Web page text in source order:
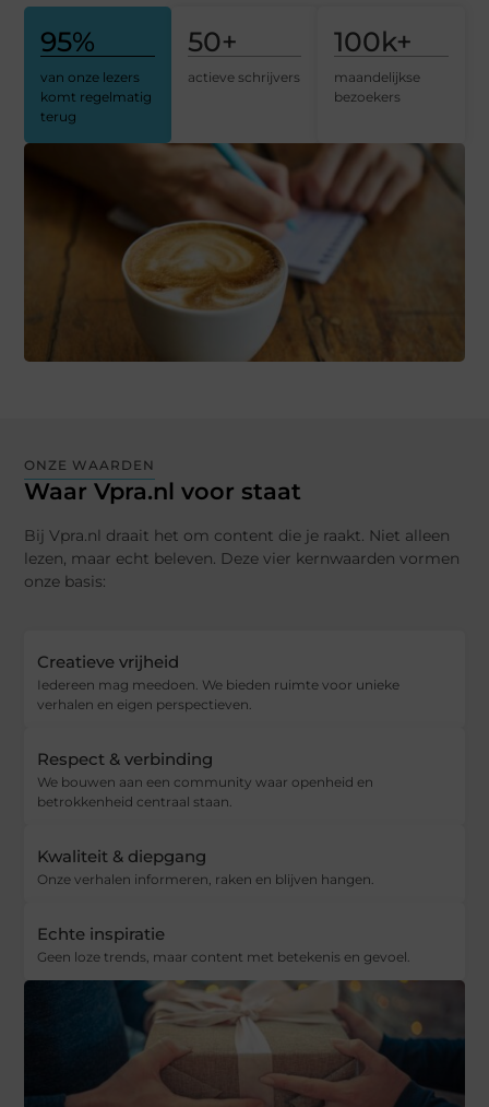
95%
van onze lezers
komt regelmatig
terug
50+
actieve schrijvers
100k+
maandelijkse
bezoekers
ONZE WAARDEN
Waar Vpra.nl voor staat
Bij Vpra.nl draait het om content die je raakt. Niet alleen
lezen, maar echt beleven. Deze vier kernwaarden vormen
onze basis:
Creatieve vrijheid
Iedereen mag meedoen. We bieden ruimte voor unieke
verhalen en eigen perspectieven.
Respect & verbinding
We bouwen aan een community waar openheid en
betrokkenheid centraal staan.
Kwaliteit & diepgang
Onze verhalen informeren, raken en blijven hangen.
Echte inspiratie
Geen loze trends, maar content met betekenis en gevoel.